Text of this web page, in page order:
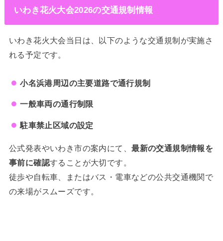
いわき花火大会2026の交通規制情報
いわき花火大会当日は、以下のような交通規制が実施さ
れる予定です。
小名浜港周辺の主要道路で通行規制
一般車両の通行制限
駐車禁止区域の設定
公式発表やいわき市の案内にて、最新の交通規制情報を
事前に確認することが大切です。
徒歩や自転車、またはバス・電車などの公共交通機関で
の来場がスムーズです。